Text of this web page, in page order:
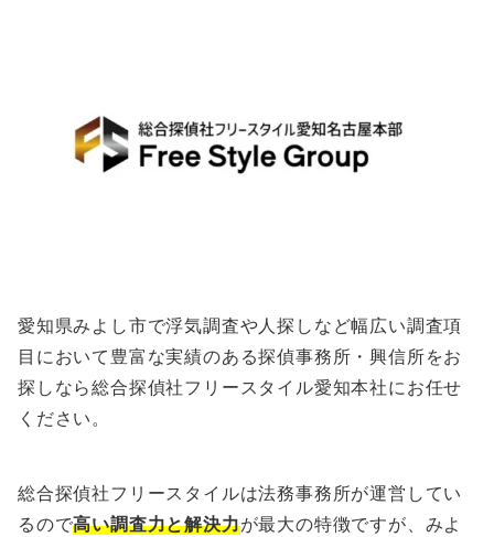
愛知県みよし市で浮気調査や人探しなど幅広い調査項
目において豊富な実績のある探偵事務所・興信所をお
探しなら総合探偵社フリースタイル愛知本社にお任せ
ください。
総合探偵社フリースタイルは法務事務所が運営してい
るので高い調査力と解決力が最大の特徴ですが、みよ